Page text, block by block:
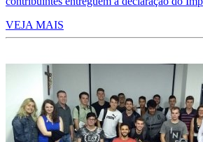
VEJA MAIS